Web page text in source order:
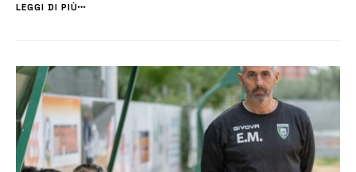
campo neutro, il Kamarat blocca il Priolo (1-0) e gli agrigentini conti...
LEGGI DI PIÙ